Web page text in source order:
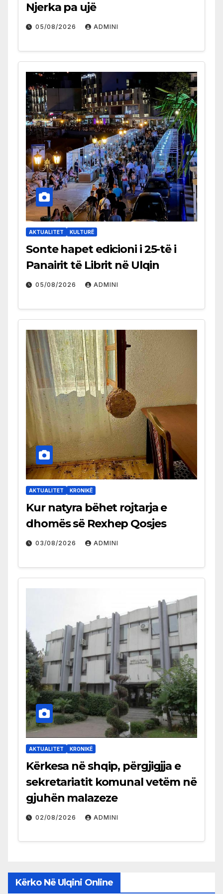
Njerka pa ujë
05/08/2026 ADMINI
AKTUALITET KULTURË
Sonte hapet edicioni i 25-të i
Panairit të Librit në Ulqin
05/08/2026 ADMINI
AKTUALITET KRONIKË
Kur natyra bëhet rojtarja e
dhomës së Rexhep Qosjes
03/08/2026 ADMINI
AKTUALITET KRONIKË
Kërkesa në shqip, përgjigjja e
sekretariatit komunal vetëm në
gjuhën malazeze
02/08/2026 ADMINI
Kërko Në Ulqini Online